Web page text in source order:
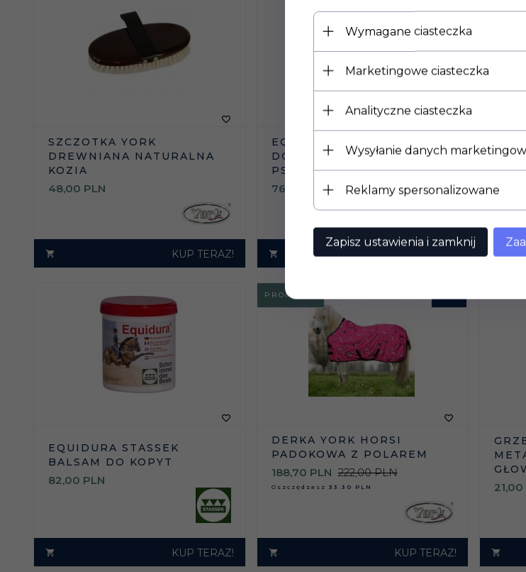
SZCZOTKA YORK
DREWNIANA NATURALNA
KOZIA
48,00 PLN
KUP TERAZ!
EQUIFIX STASSEK BALSAM
DO SKÓR Z WOSKIEM
PSZCZELIM
76, PLN
KUP TERAZ!
50,
EQUIDURA STASSEK
BALSAM DO KOPYT
82,00 PLN
KUP TERAZ!
PROMOCJA
DERKA YORK HORSI
PADOKOWA Z POLAREM
188,70 PLN 222,00 PLN
Oszczędzasz 33.30 PLN
KUP TERAZ!
21,00
Wymagane ciasteczka
Marketingowe ciasteczka
Analityczne ciasteczka
Wysyłanie danych
Reklamy spersonalizowane
Zapisz ustawienia i zamknij